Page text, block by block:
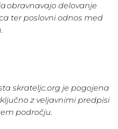
obravnavajo delovanje
ter poslovni odnos med
skrateljc.org je pogojena
z veljavnimi predpisi
področju.